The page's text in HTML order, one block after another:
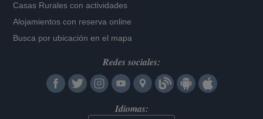
Casas Rurales con actividades
Alojamientos con reserva online
Busca por ubicación en el mapa
Redes sociales:
Idiomas: